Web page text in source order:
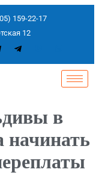
159-22-17
12
в
начинать